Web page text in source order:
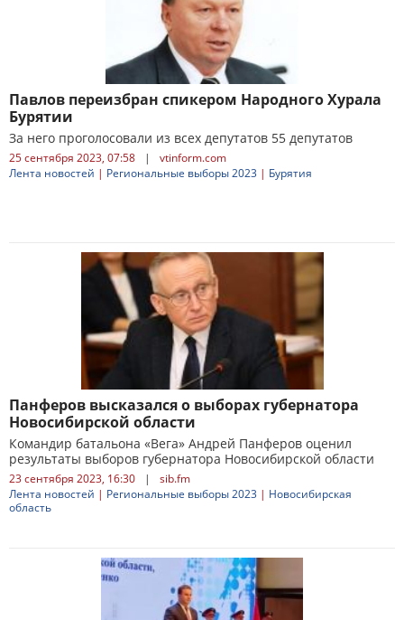
Павлов переизбран спикером Народного Хурала
Бурятии
За него проголосовали из всех депутатов 55 депутатов
25 сентября 2023, 07:58 |
vtinform.com
Лента новостей | Региональные выборы 2023 | Бурятия
Панферов высказался о выборах губернатора
Новосибирской области
Командир батальона «Вега» Андрей Панферов оценил
результаты выборов губернатора Новосибирской области
23 сентября 2023, 16:30 |
sib.fm
Лента новостей | Региональные выборы 2023 | Новосибирская
область